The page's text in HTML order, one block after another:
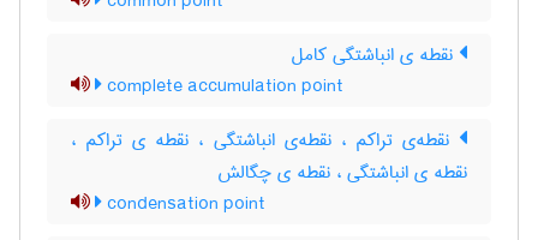
نقطه ی انباشتگی کامل
complete accumulation point
نقطه‌ی تراکم ، نقطه‌ی انباشتگی ، نقطه ی تراکم ،
نقطه ی انباشتگی ، نقطه ی چگالش
condensation point